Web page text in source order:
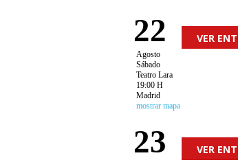
22 VER
Agosto
Sábado
Teatro Lara
19:00 H
Madrid
mostrar mapa
23 VER